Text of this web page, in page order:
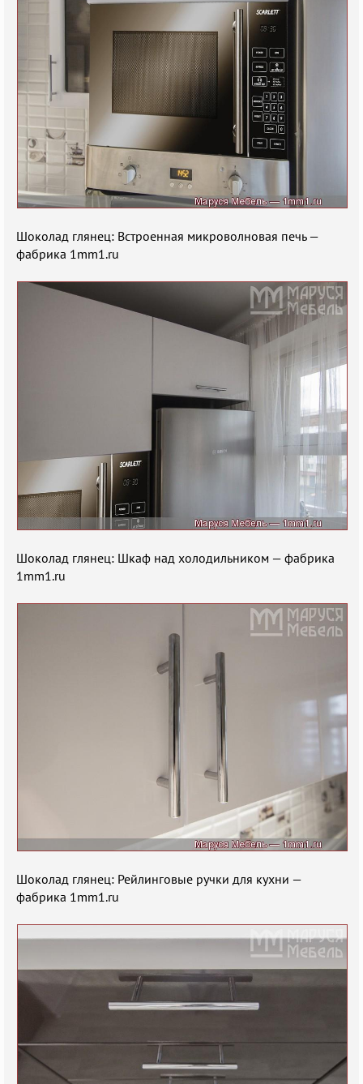
Шоколад глянец: Встроенная микроволновая печь —
фабрика 1mm1.ru
Шоколад глянец: Шкаф над холодильником — фабрика
1mm1.ru
Шоколад глянец: Рейлинговые ручки для кухни —
фабрика 1mm1.ru